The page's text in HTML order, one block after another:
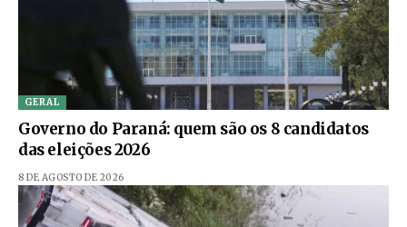
GERAL
Governo do Paraná: quem são os 8 candidatos
das eleições 2026
8 DE AGOSTO DE 2026